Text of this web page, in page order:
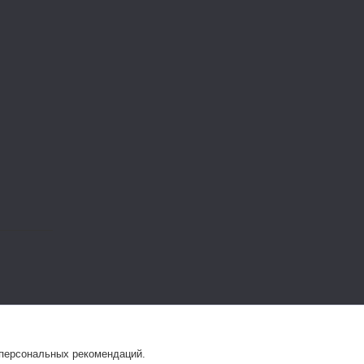
рекомендаций.